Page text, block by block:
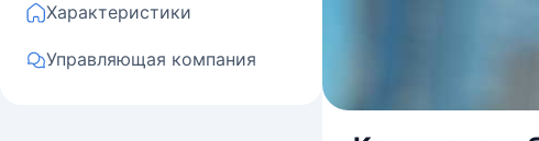
Характеристики
Управляющая компания